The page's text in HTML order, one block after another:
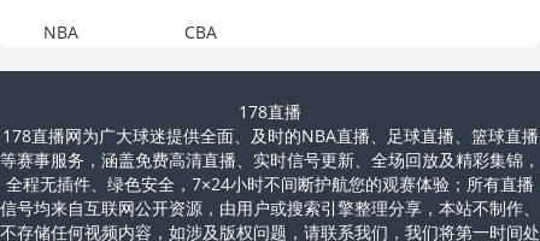
NBA CBA
178直播
178直播网为广大球迷提供全面、及时的NBA直播、足球直播、篮球直播
等赛事服务，涵盖免费高清直播、实时信号更新、全场回放及精彩集锦，
全程无插件、绿色安全，7×24小时不间断护航您的观赛体验；所有直播
信号均来自互联网公开资源，由用户或搜索引擎整理分享，本站不制作、
不存储任何视频内容，如涉及版权问题，请联系我们，我们将第一时间处